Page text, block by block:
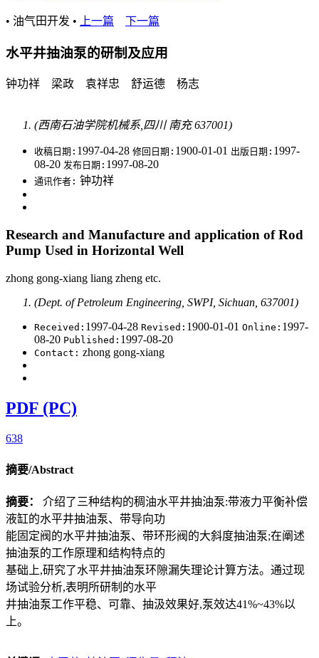
• 油气田开发 • 上一篇 下一篇
水平井抽油泵的研制及应用
钟功祥 梁政 袁祥忠 舒运德 杨志
(西南石油学院机械系,四川 南充 637001)
收稿日期: 1997-04-28 修回日期: 1900-01-01 出版日期: 1997-
08-20 发布日期: 1997-08-20
通讯作者: 钟功祥
Research and Manufacture and application of Rod
Pump Used in Horizontal Well
zhong gong-xiang liang zheng etc.
(Dept. of Petroleum Engineering, SWPI, Sichuan, 637001)
Received: 1997-04-28 Revised: 1900-01-01 Online: 1997-
08-20 Published: 1997-08-20
Contact: zhong gong-xiang
PDF (PC)
638
摘要/Abstract
摘要： 介绍了三种结构的稠油水平井抽油泵:带液力平衡补偿
液缸的水平井抽油泵、带导向功
能固定阀的水平井抽油泵、带环形阀的大斜度抽油泵;在阐述
抽油泵的工作原理和结构特点的
基础上,研究了水平井抽油泵环隙漏失理论计算方法。通过现
场试验分析,表明所研制的水平
井抽油泵工作平稳、可靠、抽汲效果好,泵效达41%~43%以
上。